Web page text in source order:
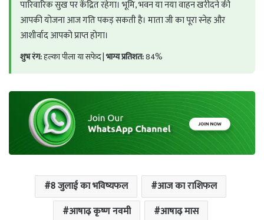
पारिवारिक सुख पर केंद्रित रहेगा। भूमि, भवन या नया वाहन खरीदने की
आपकी योजना आज गति पकड़ सकती है। माता जी का पूरा स्नेह और
आशीर्वाद आपको प्राप्त होगा।
शुभ रंग:हल्का पीला या सफेद |भाग्य प्रतिशत:84%
8 जुलाई का भविष्यफल
आज का राशिफल
आषाढ़ कृष्ण नवमी
आषाढ़ मास